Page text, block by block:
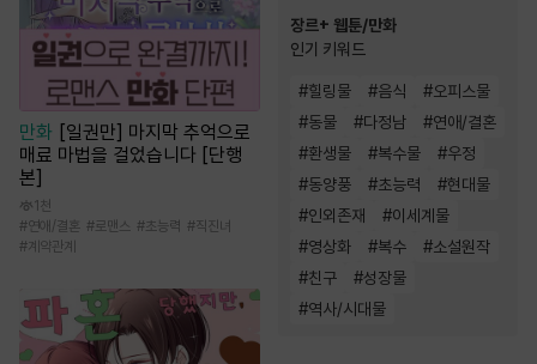
만화 [일권만] 마지막 추억으로
매료 마법을 걸었습니다 [단행
본]
1천
#연애/결혼 #로맨스 #초능력 #직진녀
# 계약관계
장르+ 웹툰/만화
인기 키워드
#힐링물 #음식 #오피스물
#동물 #다정남 #연애/결혼
#환생물 #복수물 #우정
#동양풍 #초능력 #현대물
#인외존재 #이세계물
#영상화 #복수 #소설원작
#친구 #성장물
#역사/시대물